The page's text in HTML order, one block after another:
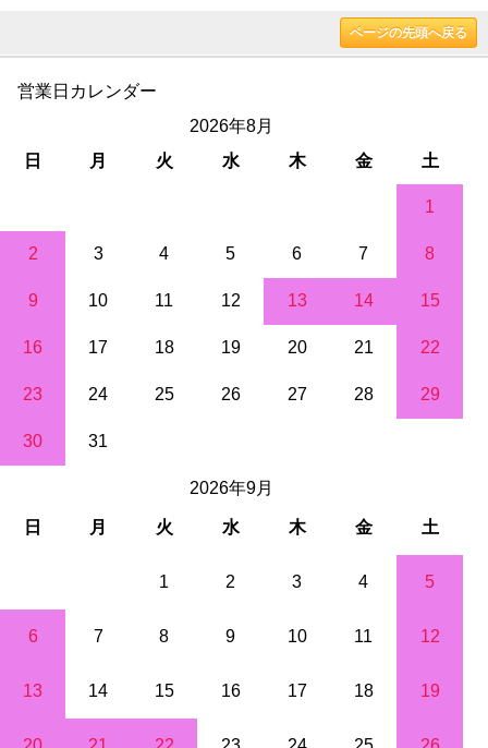
ページの先頭へ戻る
営業日カレンダー
2026年8月
日
月 火 水 木 金 土
1
2 3 4 5 6 7 8
9 10 11 12 13 14 15
16 17 18 19 20 21 22
23 24 25 26 27 28 29
30 31
2026年9月
日 月 火 水 木 金 土
1 2 3 4 5
6 7 8 9 10 11 12
13 14 15 16 17 18 19